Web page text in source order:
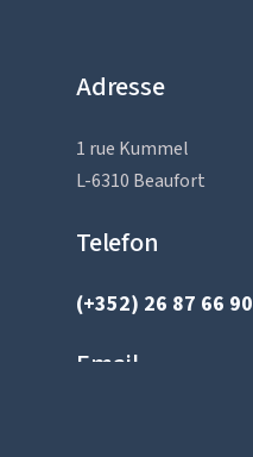
Adresse
1 rue Kummel
L-6310 Beaufort
Telefon
(+352) 26 87 66 90
Email